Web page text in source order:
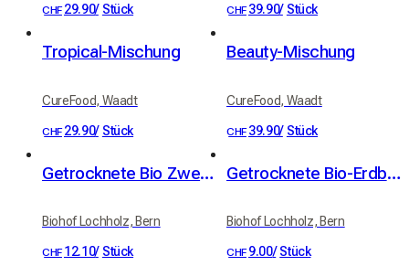
CHF 29.90/ Stück CHF 39.90/ Stück
Tropical-Mischung
CureFood, Waadt
CHF 29.90/ Stück
Beauty-Mischung
CureFood, Waadt
CHF 39.90/ Stück
Getrocknete Bio Zwetschgen Hochstamm 100g
Biohof Lochholz, Bern
CHF 12.10/ Stück
Getrocknete Bio-Erdbeeren 40 g
Biohof Lochholz, Bern
CHF 9.00/ Stück